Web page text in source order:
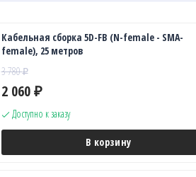
Кабельная сборка 5D-FB (N-female - SMA-
female), 25 метров
3 780₽
2 060 ₽
Доступно к заказу
В корзину